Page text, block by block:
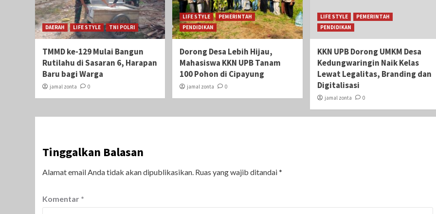
DAERAH LIFE STYLE TNI POLRI
TMMD ke-129 Mulai Bangun
Rutilahu di Sasaran 6, Harapan
Baru bagi Warga
jamal zonta 0
LIFE STYLE
PEMERINTAH
PENDIDIKAN
Dorong Desa Lebih Hijau,
Mahasiswa KKN UPB Tanam
100 Pohon di Cipayung
jamal zonta 0
LIFE STYLE
PEMERINTAH
PENDIDIKAN
KKN UPB Dorong UMKM Desa
Kedungwaringin Naik Kelas
Lewat Legalitas, Branding dan
Digitalisasi
jamal zonta 0
Tinggalkan Balasan
Alamat email Anda tidak akan dipublikasikan. Ruas yang wajib ditandai*
Komentar *